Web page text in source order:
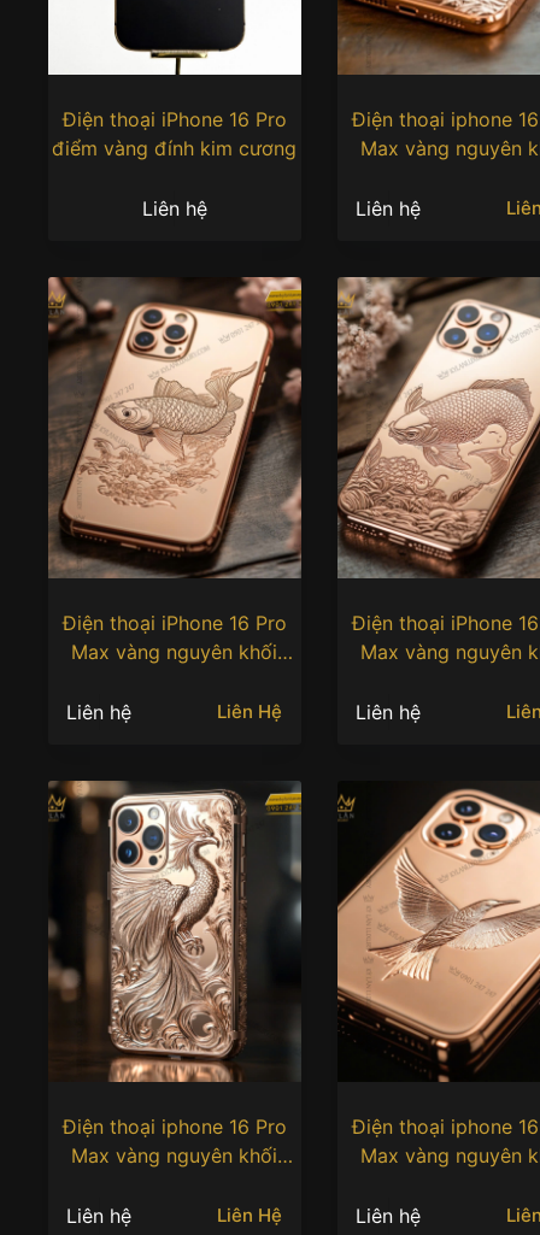
Điện thoại iPhone 16 Pro
điểm vàng đính kim cương
Liên hệ
Điện thoại iphone
Max vàng nguyên
Liên hệ
Điện thoại iPhone 16 Pro
Max vàng nguyên khối
Liên hệ
Liên Hệ
Điện thoại iPhone
Max vàng nguyên
Liên hệ
Điện thoại iphone 16 Pro
Max vàng nguyên khối
Liên hệ Liên Hệ
Điện thoại iphone
Max vàng nguyên
Liên hệ